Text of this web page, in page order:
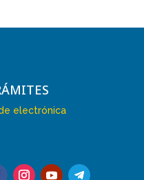
electrónica